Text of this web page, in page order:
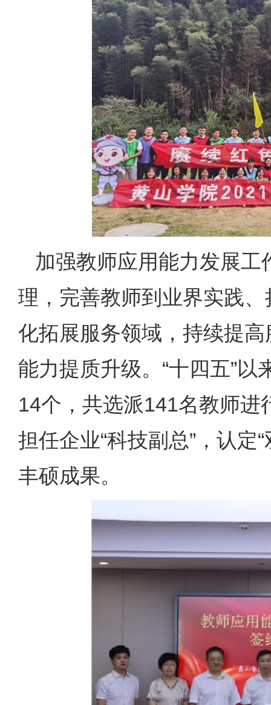
加强教师应用能力发展工
理，完善教师到业界实践
化拓展服务领域，持续提
能力提质升级。“十四五”
14个，共选派141名教师
担任企业“科技副总”，认定
丰硕成果。